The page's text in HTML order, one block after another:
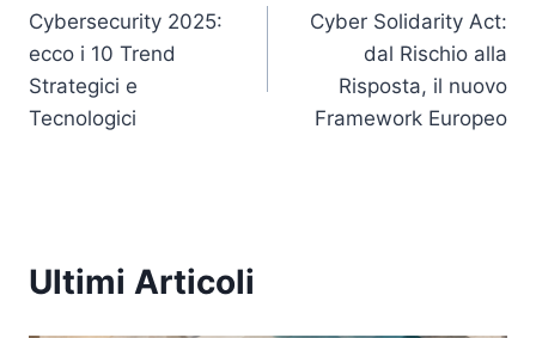
articoli
Cybersecurity 2025:
ecco i 10 Trend
Strategici e
Tecnologici
Cyber Solidarity Act:
dal Rischio alla
Risposta, il nuovo
Framework Europeo
Ultimi Articoli